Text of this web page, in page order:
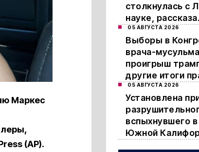
Маркес
(AP).
столкнулась с
науке,
05 АВГУСТА 2026
Выборы в
врача-
проигрыш
другие итоги
05 АВГУСТА 2026
Установлена
вспыхнувшего
Южной